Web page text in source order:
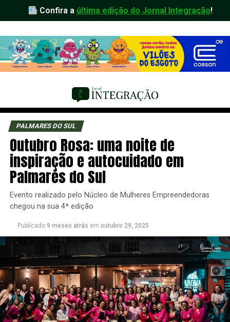
Confira a última edição do Jornal Integração!
PALMARES DO SUL
Outubro Rosa: uma noite de
inspiração e autocuidado em
Palmares do Sul
Evento realizado pelo Núcleo de Mulheres Empreendedoras
chegou na sua 4ª edição
Publicado 9 meses atrás em outubro 29, 2025